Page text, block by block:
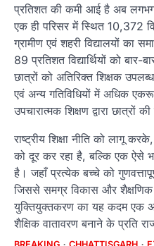
प्रतिशत की कमी आई है अब
एक ही परिसर में स्थित 10,372
ग्रामीण एवं शहरी विद्यालयों का
89 प्रतिशत विद्यार्थियों को बार-
छात्रों को अतिरिक्त शिक्षक
एवं अन्य गतिविधियों में अधिक
उपचारात्मक शिक्षण द्वारा छात्रों
राष्ट्रीय शिक्षा नीति को लागू
को दूर कर रहा है, बल्कि एक ऐसे
है। जहाँ प्रत्येक बच्चे को
जिससे समग्र विकास और शैक्षणिक
युक्तियुक्तकरण का यह कदम एक
शैक्षिक वातावरण बनाने के प्रति